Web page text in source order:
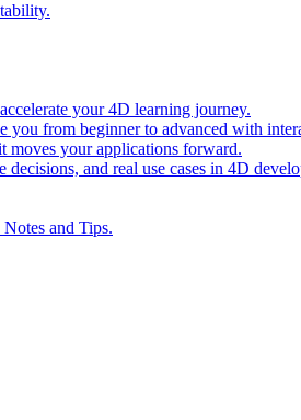
your 4D learning journey.
you from beginner to advanced with
moves your applications forward.
and real use cases in 4D
and Tips.